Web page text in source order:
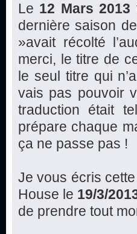
Le 12 Mars 2013
dernière saison de
»avait récolté
merci, le titre de
le seul titre qui
vais pas pouvoir
traduction était
prépare chaque
ça ne passe pas !
Je vous écris
House le 19/3/
de prendre tout